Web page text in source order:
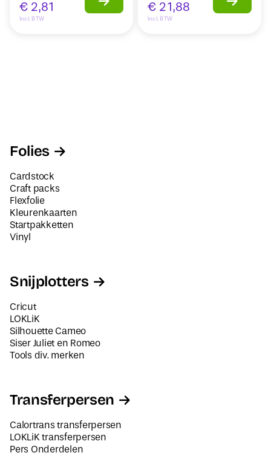
€ 2,81
Incl. BTW
€ 21,88
Incl. BTW
Folies
Cardstock
Craft packs
Flexfolie
Kleurenkaarten
Startpakketten
Vinyl
Snijplotters
Cricut
LOKLiK
Silhouette Cameo
Siser Juliet en Romeo
Tools div. merken
Transferpersen
Calortrans transferpersen
LOKLiK transferpersen
Pers Onderdelen